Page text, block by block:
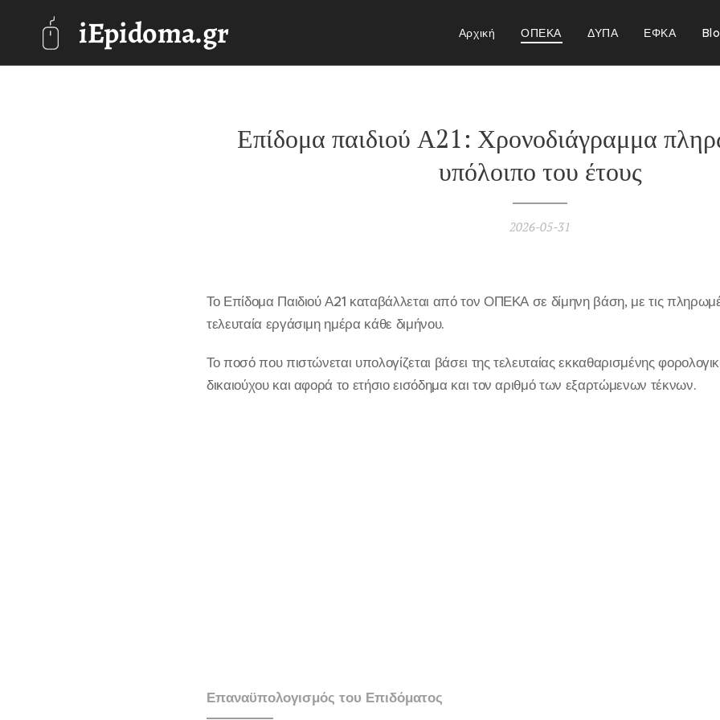
iEpidoma.gr Αρχική ΟΠΕΚΑ ΔΥΠΑ ΕΦΚΑ
Επίδομα παιδιού Α21: Χρονοδιάγραμμα
υπόλοιπο του έτους
2026-05-31
Το Επίδομα Παιδιού Α21 καταβάλλεται από τον ΟΠΕΚΑ σε δίμηνη βάση, με τις
τελευταία εργάσιμη ημέρα κάθε διμήνου.
Το ποσό που πιστώνεται υπολογίζεται βάσει της τελευταίας εκκαθαρισμένης
δικαιούχου και αφορά το ετήσιο εισόδημα και τον αριθμό των εξαρτώμενων τέκνων.
Επαναϋπολογισμός του Επιδόματος